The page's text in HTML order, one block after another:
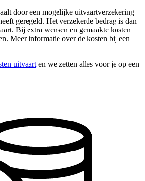
door een mogelijke uitvaartverzekering
geregeld. Het verzekerde bedrag is dan
Bij extra wensen en gemaakte kosten
Meer informatie over de kosten bij een
uitvaart en we zetten alles voor je op een